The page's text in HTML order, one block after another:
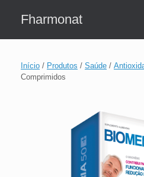
Fharmonat
Início / Produtos / Saúde /
Comprimidos